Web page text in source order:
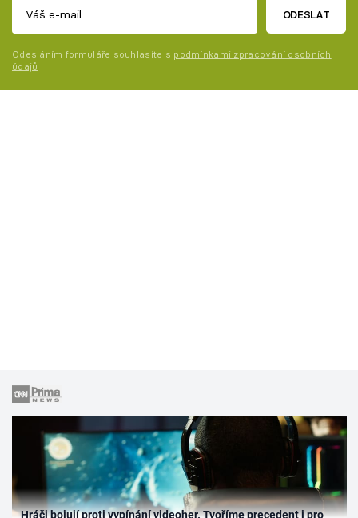
ODESLAT
Odesláním formuláře souhlasíte s podmínkami zpracování osobních
údajů
Hráči bojují proti vypínání videoher. Tvoříme precedent i pro